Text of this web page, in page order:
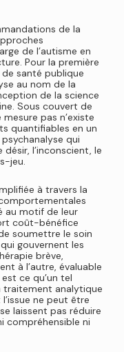
de la
de l’autisme en
Pour la première
santé publique
au nom de la
de la science
. Sous couvert de
pas n’existe
quantifiables en un
qui
l’inconscient, le
jeu.
à travers la
au motif de leur
coût-bénéfice
soumettre le soin
gouvernent les
brève,
à l’autre, évaluable
ce qu’un tel
traitement analytique
ne peut être
laissent pas réduire
compréhensible ni